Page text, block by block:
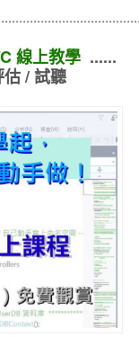
線上教學......
/ 試聽